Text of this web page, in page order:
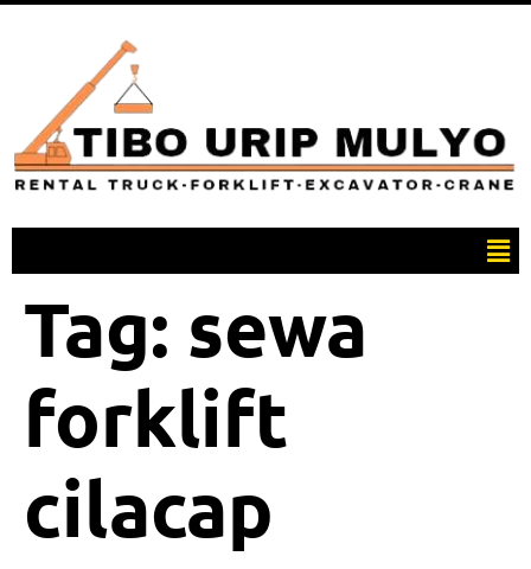
Tag: sewa
forklift
cilacap